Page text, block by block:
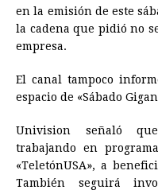
en la emisión de este
la cadena que pidió no
empresa.
El canal tampoco
espacio de «Sábado
Univision señaló
trabajando en
«TeletónUSA», a
También seguirá